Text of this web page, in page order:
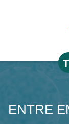
ENTRE